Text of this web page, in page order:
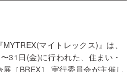
マイトレックス)』は、
31日(金)に行われた、住まい・
［BREX］ 実行委員会が主催し